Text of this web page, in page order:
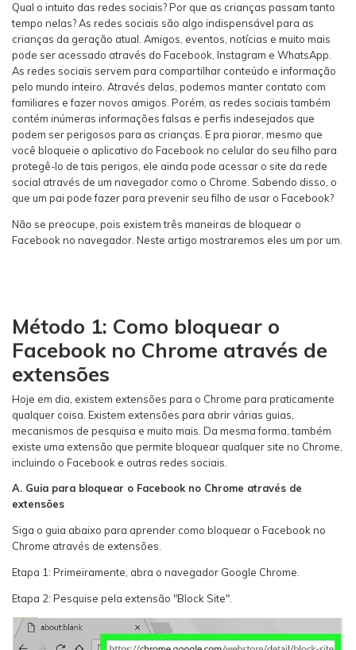
Qual o intuito das redes sociais? Por que as crianças passam tanto
tempo nelas? As redes sociais são algo indispensável para as
crianças da geração atual. Amigos, eventos, notícias e muito mais
pode ser acessado através do Facebook, Instagram e WhatsApp.
As redes sociais servem para compartilhar conteúdo e informação
pelo mundo inteiro. Através delas, podemos manter contato com
familiares e fazer novos amigos. Porém, as redes sociais também
contém inúmeras informações falsas e perfis indesejados que
podem ser perigosos para as crianças. E pra piorar, mesmo que
você bloqueie o aplicativo do Facebook no celular do seu filho para
protegê-lo de tais perigos, ele ainda pode acessar o site da rede
social através de um navegador como o Chrome. Sabendo disso, o
que um pai pode fazer para prevenir seu filho de usar o Facebook?
Não se preocupe, pois existem três maneiras de bloquear o
Facebook no navegador. Neste artigo mostraremos eles um por um.
Método 1: Como bloquear o
Facebook no Chrome através de
extensões
Hoje em dia, existem extensões para o Chrome para praticamente
qualquer coisa. Existem extensões para abrir várias guias,
mecanismos de pesquisa e muito mais. Da mesma forma, também
existe uma extensão que permite bloquear qualquer site no Chrome,
incluindo o Facebook e outras redes sociais.
A. Guia para bloquear o Facebook no Chrome através de
extensões
Siga o guia abaixo para aprender como bloquear o Facebook no
Chrome através de extensões.
Etapa 1: Primeiramente, abra o navegador Google Chrome.
Etapa 2: Pesquise pela extensão "Block Site".